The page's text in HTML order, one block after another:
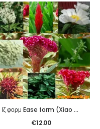
Ιζ φορμ Ease form (Xiao Yao Pian)
€12.00